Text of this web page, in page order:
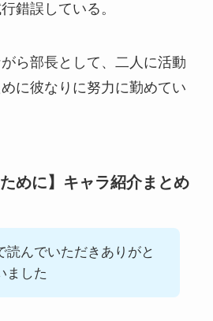
錯誤している。
ら部長として、二人に活動
に彼なりに努力に勤めてい
めに】キャラ紹介まとめ
読んでいただきありがと
ました